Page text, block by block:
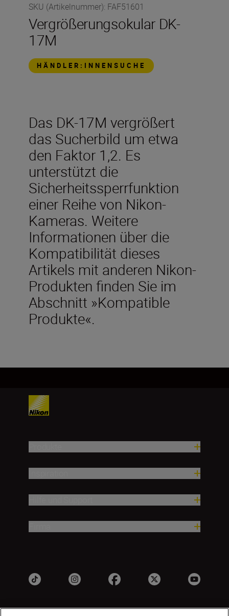
SKU (Artikelnummer): FAF51601
Vergrößerungsokular DK-
17M
HÄNDLER:INNENSUCHE
Das DK-17M vergrößert
das Sucherbild um etwa
den Faktor 1,2. Es
unterstützt die
Sicherheitssperrfunktion
einer Reihe von Nikon-
Kameras. Weitere
Informationen über die
Kompatibilität dieses
Artikels mit anderen Nikon-
Produkten finden Sie im
Abschnitt »Kompatible
Produkte«.